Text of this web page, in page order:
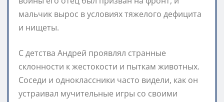
мальчик вырос в условиях тяжелого дефицита
и нищеты.
С детства Андрей проявлял странные
склонности к жестокости и пыткам животных.
Соседи и одноклассники часто видели, как он
устраивал мучительные игры со своими